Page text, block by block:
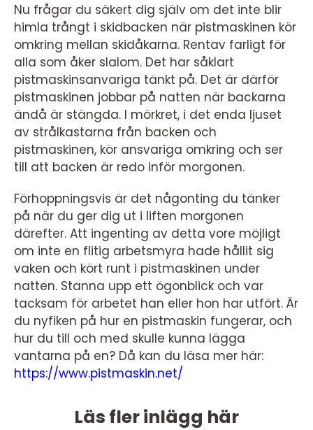
Nu frågar du säkert dig själv om det inte blir
himla trångt i skidbacken när pistmaskinen kör
omkring mellan skidåkarna. Rentav farligt för
alla som åker slalom. Det har såklart
pistmaskinsanvariga tänkt på. Det är därför
pistmaskinen jobbar på natten när backarna
ändå är stängda. I mörkret, i det enda ljuset
av strålkastarna från backen och
pistmaskinen, kör ansvariga omkring och ser
till att backen är redo inför morgonen.
Förhoppningsvis är det någonting du tänker
på när du ger dig ut i liften morgonen
därefter. Att ingenting av detta vore möjligt
om inte en flitig arbetsmyra hade hållit sig
vaken och kört runt i pistmaskinen under
natten. Stanna upp ett ögonblick och var
tacksam för arbetet han eller hon har utfört. Är
du nyfiken på hur en pistmaskin fungerar, och
hur du till och med skulle kunna lägga
vantarna på en? Då kan du läsa mer här:
https://www.pistmaskin.net/
Läs fler inlägg här